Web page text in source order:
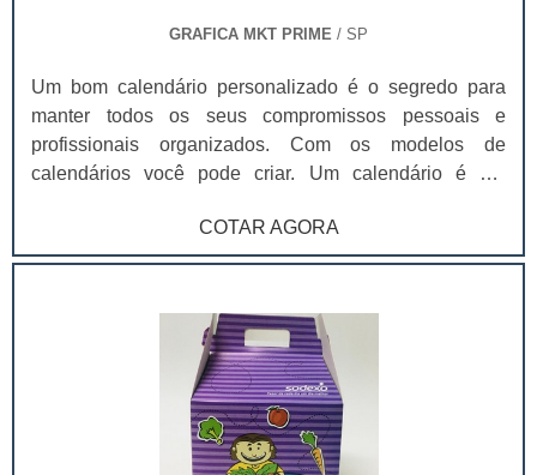
GRAFICA MKT PRIME / SP
Um bom calendário personalizado é o segredo para
manter todos os seus compromissos pessoais e
profissionais organizados. Com os modelos de
calendários você pode criar. Um calendário é um
passar do tempo. Com origem etimológica no vocábulo
latino calendarium, o calendário recorre à divisão
dias.O conceito pode referir-se a este tipo de esquema
e às lâminas que permitem a sua representação gráfica.
Calendário também se pode usar como sinônimo de
almanaque, que é o registo dos dias que compõem um
ano com informação vinculada aos dias feriados
(festivos), às festas religiosas e à astronomia. Um
COTAR AGORA